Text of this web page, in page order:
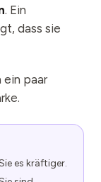
. Ein
dass sie
paar
es kräftiger.